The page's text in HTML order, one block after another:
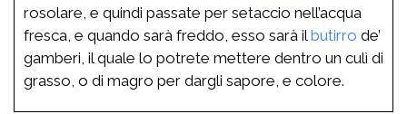
rosolare, e quindi passate per setaccio nell’acqua
fresca, e quando sarà freddo, esso sarà ilbutirro de’
gamberi, il quale lo potrete mettere dentro un culì di
grasso, o di magro per dargli sapore, e colore.